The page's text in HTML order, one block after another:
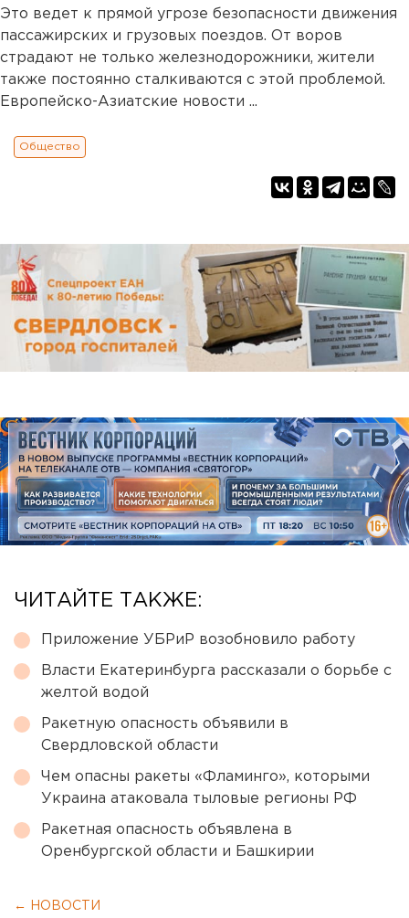
Это ведет к прямой угрозе безопасности движения
пассажирских и грузовых поездов. От воров
страдают не только железнодорожники, жители
также постоянно сталкиваются с этой проблемой.
Европейско-Азиатские новости ...
Общество
ЧИТАЙТЕ ТАКЖЕ:
Приложение УБРиР возобновило работу
Власти Екатеринбурга рассказали о борьбе с
желтой водой
Ракетную опасность объявили в
Свердловской области
Чем опасны ракеты «Фламинго», которыми
Украина атаковала тыловые регионы РФ
Ракетная опасность объявлена в
Оренбургской области и Башкирии
← НОВОСТИ